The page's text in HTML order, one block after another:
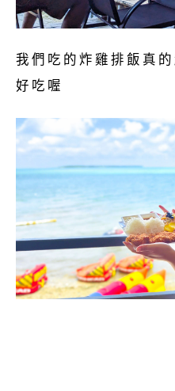
我們吃的炸雞排飯真
好吃喔